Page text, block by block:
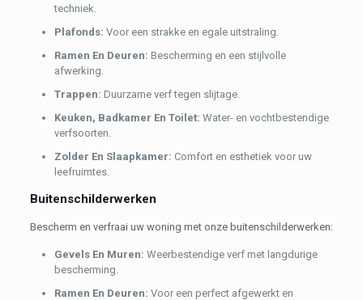
techniek.
Plafonds: Voor een strakke en egale uitstraling.
Ramen En Deuren: Bescherming en een stijlvolle
afwerking.
Trappen: Duurzame verf tegen slijtage.
Keuken, Badkamer En Toilet: Water- en vochtbestendige
verfsoorten.
Zolder En Slaapkamer: Comfort en esthetiek voor uw
leefruimtes.
Buitenschilderwerken
Bescherm en verfraai uw woning met onze buitenschilderwerken:
Gevels En Muren: Weerbestendige verf met langdurige
bescherming.
Ramen En Deuren: Voor een perfect afgewerkt en